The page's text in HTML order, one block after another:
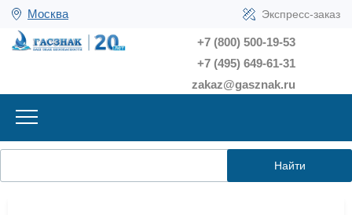
Москва Экспресс-заказ
+7 (800) 500-19-53
+7 (495) 649-61-31
zakaz@gasznak.ru
Найти